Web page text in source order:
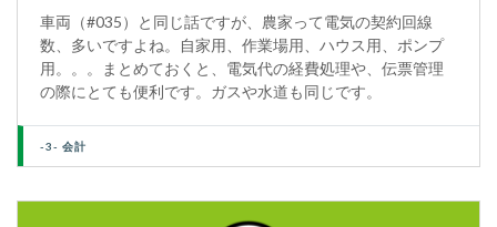
車両（#035）と同じ話ですが、農家って電気の契約回線
数、多いですよね。自家用、作業場用、ハウス用、ポンプ
用。。。まとめておくと、電気代の経費処理や、伝票管理
の際にとても便利です。ガスや水道も同じです。
-3- 会計